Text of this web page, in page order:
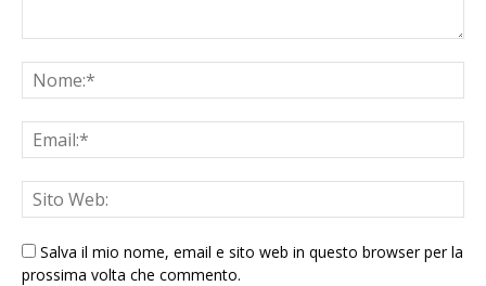
Salva il mio nome, email e sito web in questo browser per la
prossima volta che commento.